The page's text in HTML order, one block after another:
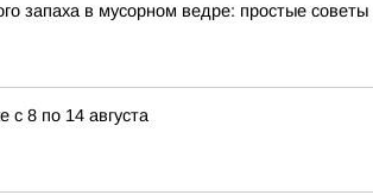
запаха в мусорном ведре: простые советы
с 8 по 14 августа